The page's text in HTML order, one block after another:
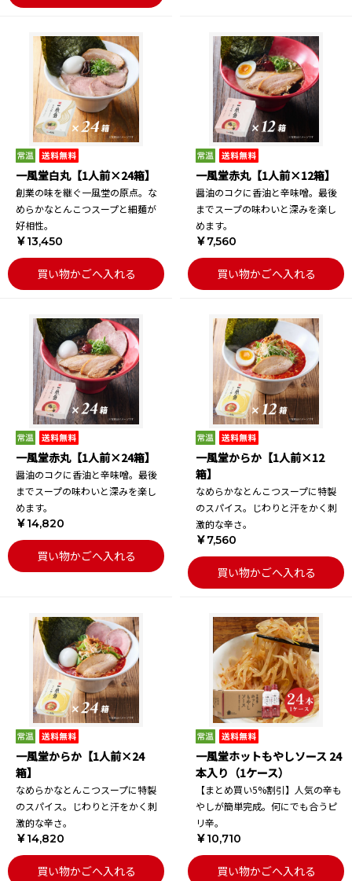
一風堂白丸【1人前×24箱】
創業の味を継ぐ一風堂の原点。な
めらかなとんこつスープと細麺が
好相性。
￥13,450
買い物かごへ入れる
一風堂赤丸【1人前×12箱】
醤油のコクに香油と辛味噌。最後
までスープの味わいと深みを楽し
めます。
￥7,560
買い物かごへ入れる
一風堂赤丸【1人前×24箱】
醤油のコクに香油と辛味噌。最後
までスープの味わいと深みを楽し
めます。
￥14,820
買い物かごへ入れる
一風堂からか【1人前×12
箱】
なめらかなとんこつスープに特製
のスパイス。じわりと汗をかく刺
激的な辛さ。
￥7,560
買い物かごへ入れる
一風堂からか【1人前×24
箱】
なめらかなとんこつスープに特製
のスパイス。じわりと汗をかく刺
激的な辛さ。
￥14,820
買い物かごへ入れる
一風堂ホットもやしソース 24
本入り（1ケース）
【まとめ買い5%割引】人気の辛も
やしが簡単完成。何にでも合うピ
リ辛。
￥10,710
買い物かごへ入れる